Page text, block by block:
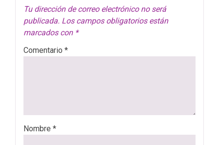
Tu dirección de correo electrónico no será
publicada. Los campos obligatorios están
marcados con *
Comentario *
Nombre *